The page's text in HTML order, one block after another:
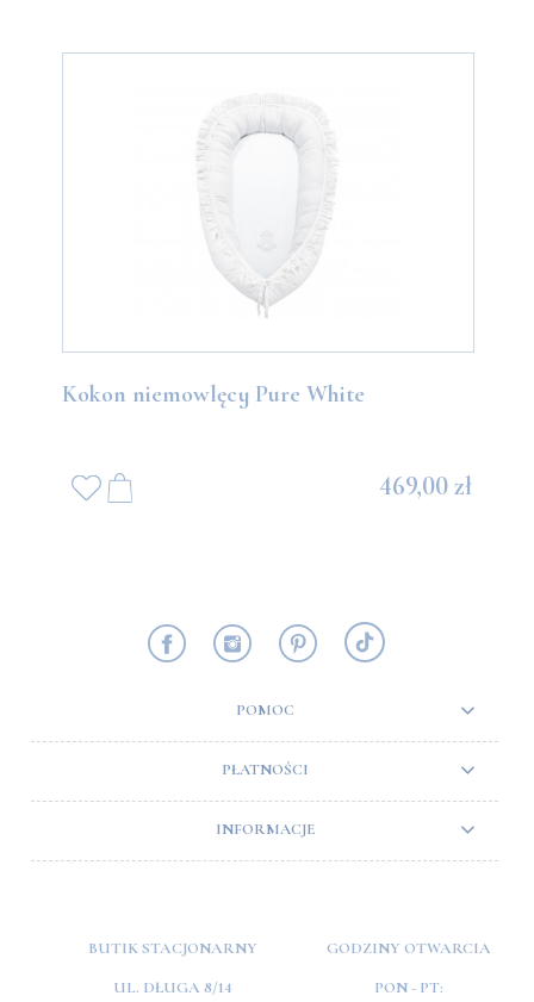
Kokon niemowlęcy Pure White
469,00 zł
POMOC
PŁATNOŚCI
INFORMACJE
BUTIK STACJONARNY
UL. DŁUGA 8/14
GODZINY OTWARCIA
PON - PT: